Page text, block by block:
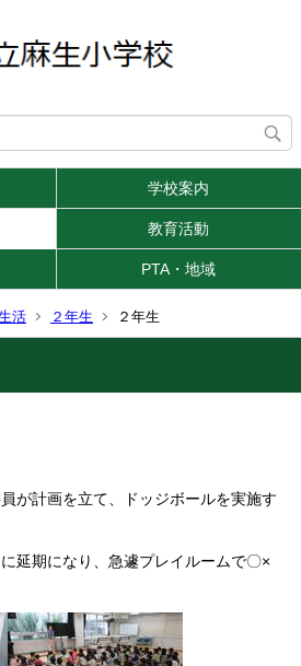
学校案内
教育活動
PTA・地域
活 ２年生 ２年生
が計画を立て、ドッジボールを実施す
延期になり、急遽プレイルームで〇×